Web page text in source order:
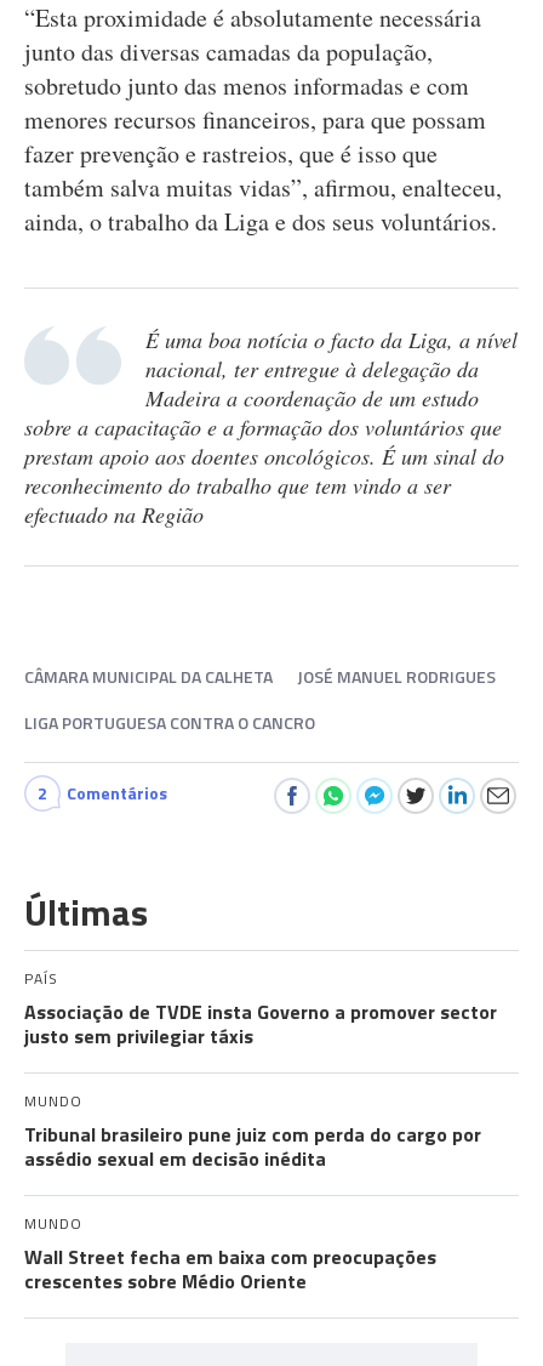
“Esta proximidade é absolutamente necessária
junto das diversas camadas da população,
sobretudo junto das menos informadas e com
menores recursos financeiros, para que possam
fazer prevenção e rastreios, que é isso que
também salva muitas vidas”, afirmou, enalteceu,
ainda, o trabalho da Liga e dos seus voluntários.
É uma boa notícia o facto da Liga, a nível
nacional, ter entregue à delegação da
Madeira a coordenação de um estudo
sobre a capacitação e a formação dos voluntários que
prestam apoio aos doentes oncológicos. É um sinal do
reconhecimento do trabalho que tem vindo a ser
efectuado na Região
CÂMARA MUNICIPAL DA CALHETA
JOSÉ MANUEL RODRIGUES
LIGA PORTUGUESA CONTRA O CANCRO
2 Comentários
Últimas
PAÍS
Associação de TVDE insta Governo a promover sector
justo sem privilegiar táxis
MUNDO
Tribunal brasileiro pune juiz com perda do cargo por
assédio sexual em decisão inédita
MUNDO
Wall Street fecha em baixa com preocupações
crescentes sobre Médio Oriente